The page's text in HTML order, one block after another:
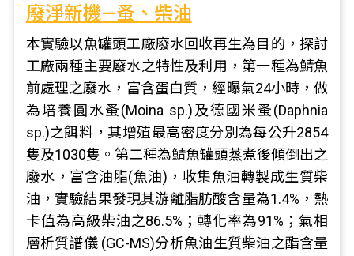
廢淨新機—蚤、柴油
本實驗以魚罐頭工廠廢水回收再生為目的，探討
工廠兩種主要廢水之特性及利用，第一種為鯖魚
前處理之廢水，富含蛋白質，經曝氣24小時，做
為培養圓水蚤(Moina sp.)及德國米蚤(Daphnia
sp.)之餌料，其增殖最高密度分別為每公升2854
隻及1030隻。第二種為鯖魚罐頭蒸煮後傾倒出之
廢水，富含油脂(魚油)，收集魚油轉製成生質柴
油，實驗結果發現其游離脂肪酸含量為1.4%，熱
卡值為高級柴油之86.5%；轉化率為91%；氣相
層析質譜儀 (GC-MS)分析魚油生質柴油之酯含量